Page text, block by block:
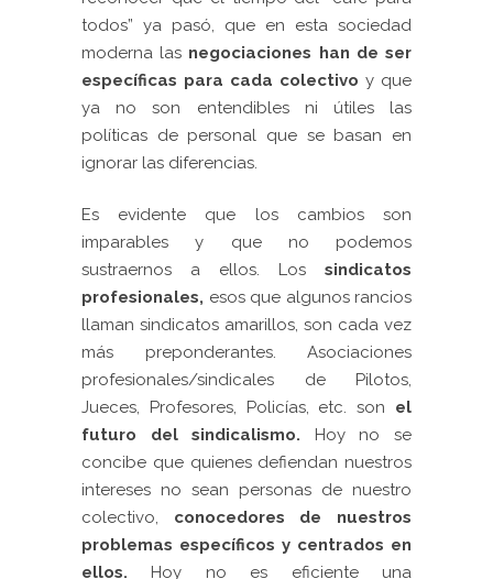
todos” ya pasó, que en esta sociedad
moderna las negociaciones han de ser
específicas para cada colectivo y que
ya no son entendibles ni útiles las
políticas de personal que se basan en
ignorar las diferencias.
Es evidente que los cambios son
imparables y que no podemos
sustraernos a ellos. Los sindicatos
profesionales, esos que algunos rancios
llaman sindicatos amarillos, son cada vez
más preponderantes. Asociaciones
profesionales/sindicales de Pilotos,
Jueces, Profesores, Policías, etc. son el
futuro del sindicalismo. Hoy no se
concibe que quienes defiendan nuestros
intereses no sean personas de nuestro
colectivo, conocedores de nuestros
problemas específicos y centrados en
ellos. Hoy no es eficiente una